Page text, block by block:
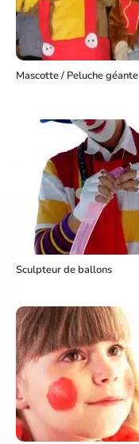
Mascotte / Peluche géante
Sculpteur de ballons